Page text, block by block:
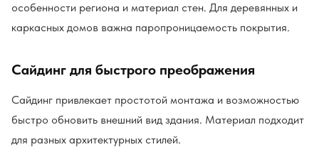
особенности региона и материал стен. Для деревянных и
каркасных домов важна паропроницаемость покрытия.
Сайдинг для быстрого преображения
Сайдинг привлекает простотой монтажа и возможностью
быстро обновить внешний вид здания. Материал подходит
для разных архитектурных стилей.